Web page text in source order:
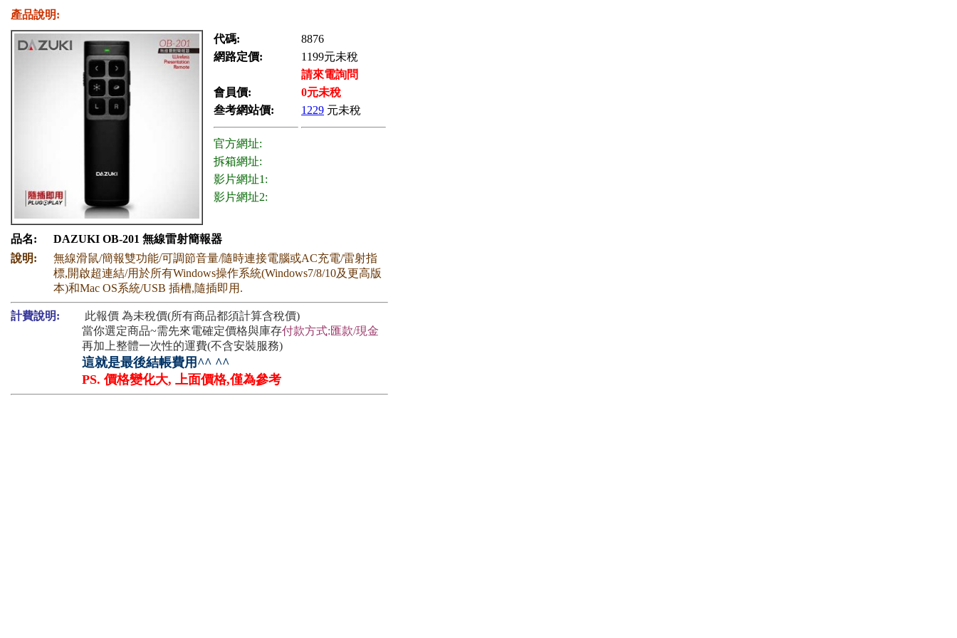
產品說明:
代碼:
8876
網路定價:
1199元未稅
請來電詢問
會員價:
0元未稅
叁考網站價:
1229 元未稅
官方網址:
拆箱網址:
影片網址1:
影片網址2:
品名:
DAZUKI OB-201 無線雷射簡報器
說明:
無線滑鼠/簡報雙功能/可調節音量/隨時連接電腦或AC充電/雷射指
標,開啟超連結/用於所有Windows操作系統(Windows7/8/10及更高版
本)和Mac OS系統/USB 插槽,隨插即用.
計費說明:
此報價 為未稅價(所有商品都須計算含稅價)
當你選定商品~需先來電確定價格與庫存付款方式:匯款/現金
再加上整體一次性的運費(不含安裝服務)
這就是最後結帳費用^^ ^^
PS. 價格變化大, 上面價格,僅為參考